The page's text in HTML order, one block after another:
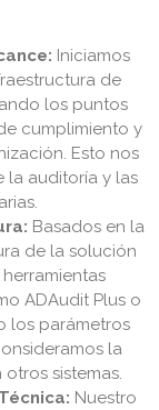
Iniciamos
de
los puntos
cumplimiento y
Esto nos
la auditoría y las
Basados en la
de la solución
ADAudit Plus o
los parámetros
la
sistemas.
Nuestro